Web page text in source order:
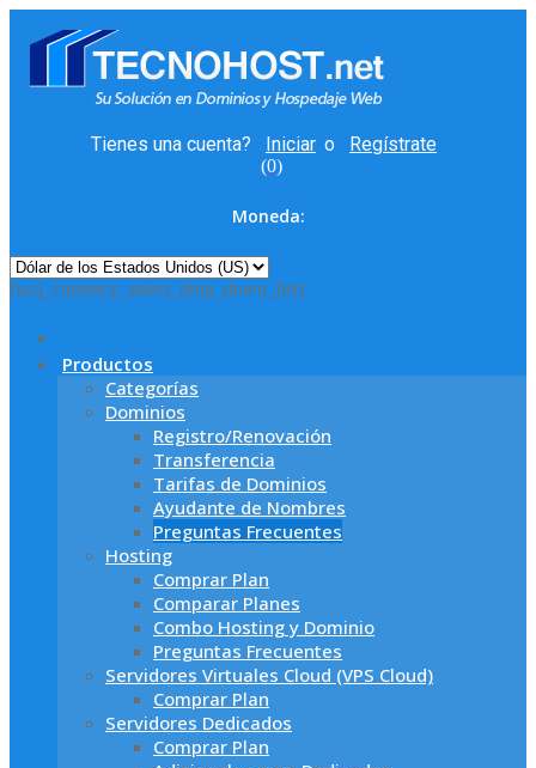
Tienes una cuenta? Iniciar o Regístrate
(0)
Moneda:
[wcj_currency_select_drop_down_list]
Productos
Categorías
Dominios
Registro/Renovación
Transferencia
Tarifas de Dominios
Ayudante de Nombres
Preguntas Frecuentes
Hosting
Comprar Plan
Comparar Planes
Combo Hosting y Dominio
Preguntas Frecuentes
Servidores Virtuales Cloud (VPS Cloud)
Comprar Plan
Servidores Dedicados
Comprar Plan